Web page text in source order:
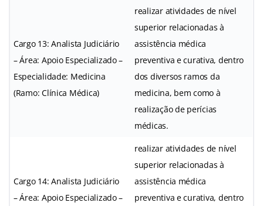
Cargo 13: Analista Judiciário
– Área: Apoio Especializado –
Especialidade: Medicina
(Ramo: Clínica Médica)
realizar atividades de nível
superior relacionadas à
assistência médica
preventiva e curativa, dentro
dos diversos ramos da
medicina, bem como à
realização de perícias
médicas.
Cargo 14: Analista Judiciário
– Área: Apoio Especializado –
realizar atividades de nível
superior relacionadas à
assistência médica
preventiva e curativa, dentro